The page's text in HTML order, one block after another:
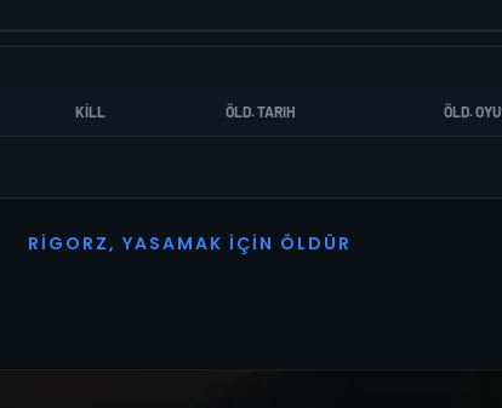
KILL ÖLD. TARIH ÖLD.
R I G O R Z, YASAMAK İ ÇI N Ö L D Ü R